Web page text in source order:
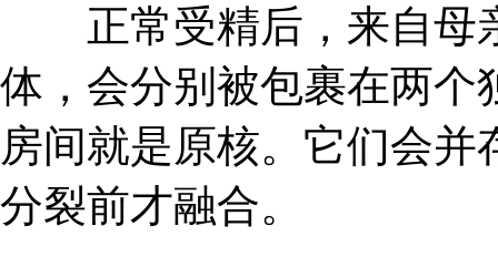
正常受精后，来自母
体，会分别被包裹在两
房间就是原核。它们会
分裂前才融合。